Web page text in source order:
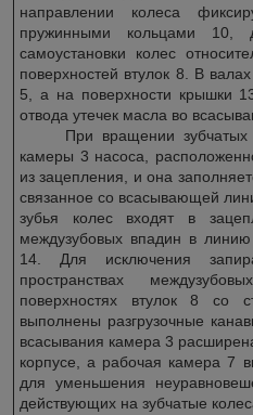
направлении колеса
пружинными кольцами 10,
самоустановки колес
поверхностей втулок 8. В
5, а на поверхности крышки
отвода утечек масла во
При вращении зубчатых
камеры 3 насоса,
из зацепления, и она
связанное со всасывающей
зубья колес входят в
междузубовых впадин в линию
14. Для исключения
пространствах
поверхностях втулок 8 со
выполнены разгрузочные
всасывания камера 3
корпусе, а рабочая камера 7
для уменьшения
действующих на зубчатые